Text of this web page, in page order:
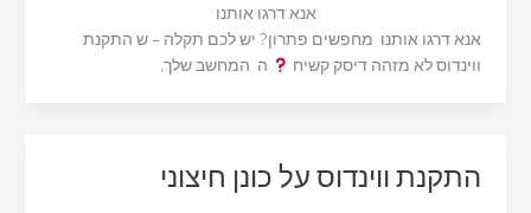
אנא דרגו אותנו
אנא דרגו אותנו מחפשים פתרון? יש לכם תקלה – ש התקנת
ווינדוס לא מזהה דיסק קשיח
ה המחשב שלך,
התקנת ווינדוס על כונן חיצוני